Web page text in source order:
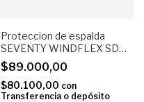
Proteccion de espalda
SEVENTY WINDFLEX SD-
A34/A35
$89.000,00
$80.100,00 con
Transferencia o depósito